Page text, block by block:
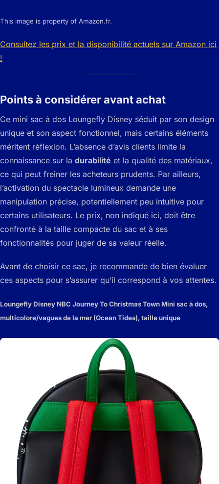
This image is property of Amazon.fr.
Consultez les prix et la disponibilité actuels sur Amazon ici
!
Points à considérer avant achat
Ce mini sac à dos Loungefly Disney séduit par son design
unique et son aspect fonctionnel, mais certains éléments
méritent réflexion. L’absence d’avis clients limite la
connaissance sur la durabilité et la qualité des matériaux,
ce qui peut freiner les acheteurs prudents. Par ailleurs,
l’activation du spectacle lumineux demande une
manipulation précise, potentiellement peu intuitive pour
certains utilisateurs. Le prix, non indiqué ici, doit être
confronté à la taille compacte du sac et à ses
fonctionnalités pour juger de sa valeur réelle.
Avant de choisir ce sac, je recommande de bien évaluer
ces aspects pour s’assurer qu’il correspond à vos attentes.
Loungefly Disney NBC Journey To Christmas Town Mini sac à dos,
multicolore/vagues de la mer (Ocean Tides), taille unique